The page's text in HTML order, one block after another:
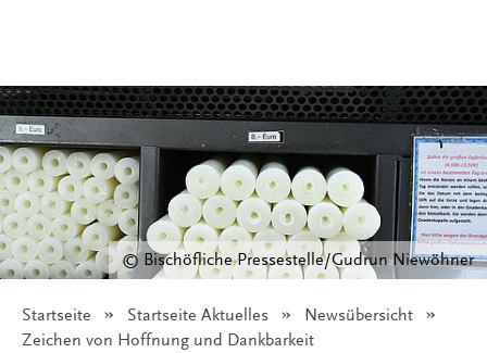
© Bischöfliche Pressestelle/Gudrun Niewöhner
Startseite Startseite Aktuelles
Newsübersicht
Angezeigt:
Zeichen von Hoffnung und Dankbarkeit